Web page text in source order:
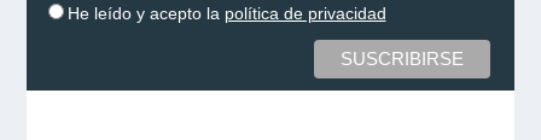
He leído y acepto la política de privacidad